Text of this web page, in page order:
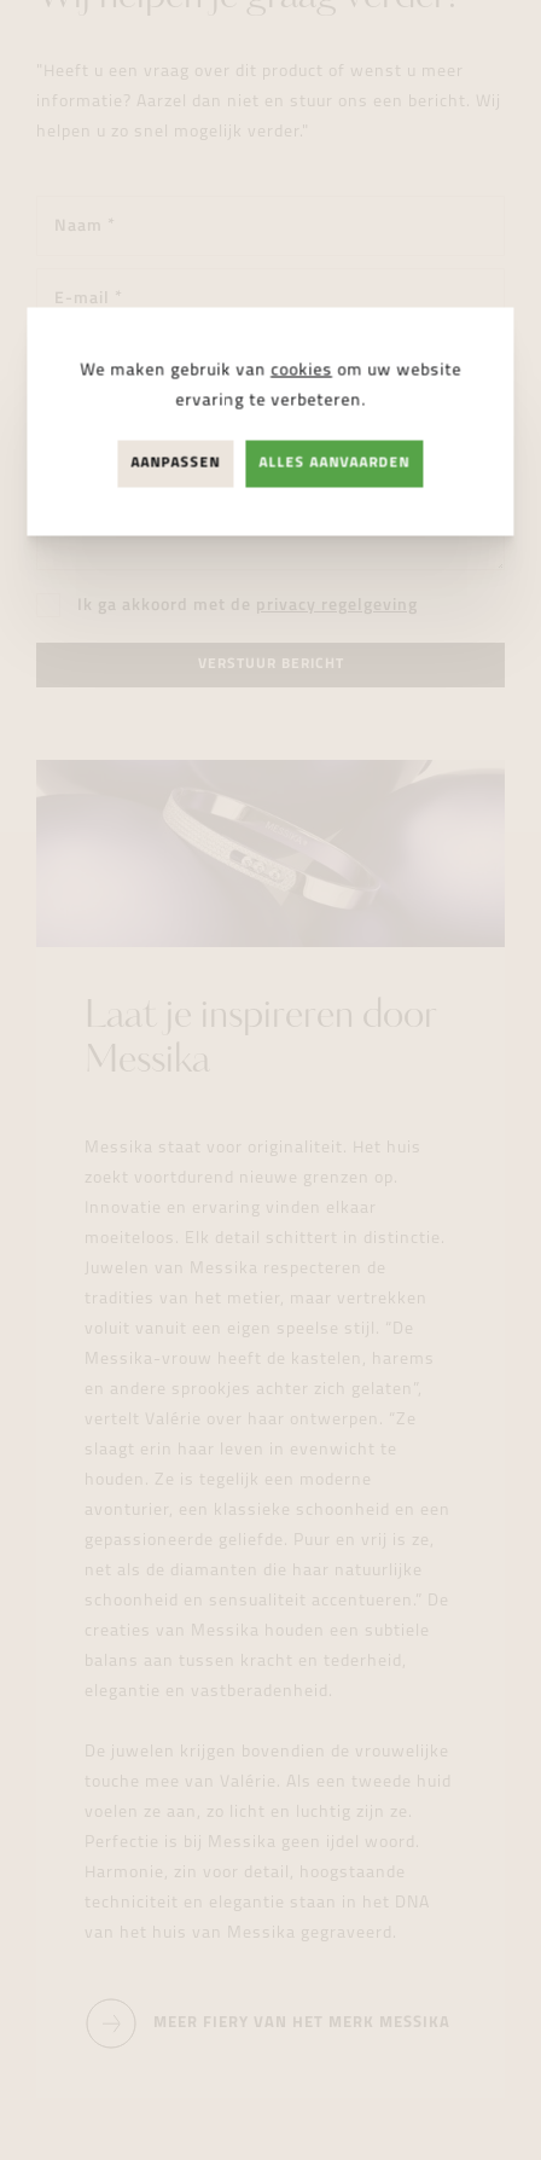
"Heeft u een vraag over dit product of wenst u meer
informatie? Aarzel dan niet en stuur ons een bericht. Wij
helpen u zo snel mogelijk verder."
Ik ga akkoord met de privacy regelgeving
VERSTUUR BERICHT
Laat je inspireren door
Messika
Messika staat voor originaliteit. Het huis
zoekt voortdurend nieuwe grenzen op.
Innovatie en ervaring vinden elkaar
moeiteloos. Elk detail schittert in distinctie.
Juwelen van Messika respecteren de
tradities van het metier, maar vertrekken
voluit vanuit een eigen speelse stijl. “De
Messika-vrouw heeft de kastelen, harems
en andere sprookjes achter zich gelaten”,
vertelt Valérie over haar ontwerpen. “Ze
slaagt erin haar leven in evenwicht te
houden. Ze is tegelijk een moderne
avonturier, een klassieke schoonheid en een
gepassioneerde geliefde. Puur en vrij is ze,
net als de diamanten die haar natuurlijke
schoonheid en sensualiteit accentueren.” De
creaties van Messika houden een subtiele
balans aan tussen kracht en tederheid,
elegantie en vastberadenheid.
De juwelen krijgen bovendien de vrouwelijke
touche mee van Valérie. Als een tweede huid
voelen ze aan, zo licht en luchtig zijn ze.
Perfectie is bij Messika geen ijdel woord.
Harmonie, zin voor detail, hoogstaande
techniciteit en elegantie staan in het DNA
van het huis van Messika gegraveerd.
MEER FIERY VAN HET MERK MESSIKA
We maken gebruik van cookies om uw website
ervaring te verbeteren.
AANPASSEN ALLES AANVAARDEN